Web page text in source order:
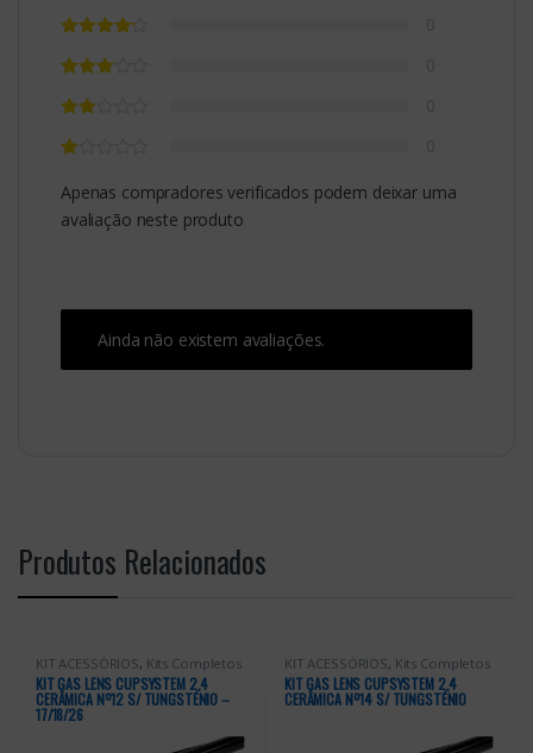
Apenas compradores verificados podem deixar uma
avaliação neste produto
Ainda não existem avaliações.
Produtos Relacionados
KIT ACESSÓRIOS, Kits Completos
KIT GAS LENS CUPSYSTEM 2,4
CERÂMICA Nº12 S/ TUNGSTÉNIO –
17/18/26
KIT ACESSÓRIOS, Kits Completos
KIT GAS LENS CUPSYSTEM 2,4
CERÂMICA Nº14 S/ TUNGSTÉNIO